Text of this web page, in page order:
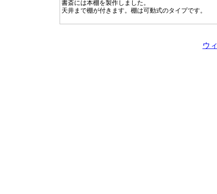
書斎には本棚を製作しました。
天井まで棚が付きます。棚は可動式のタイプです。
ウ